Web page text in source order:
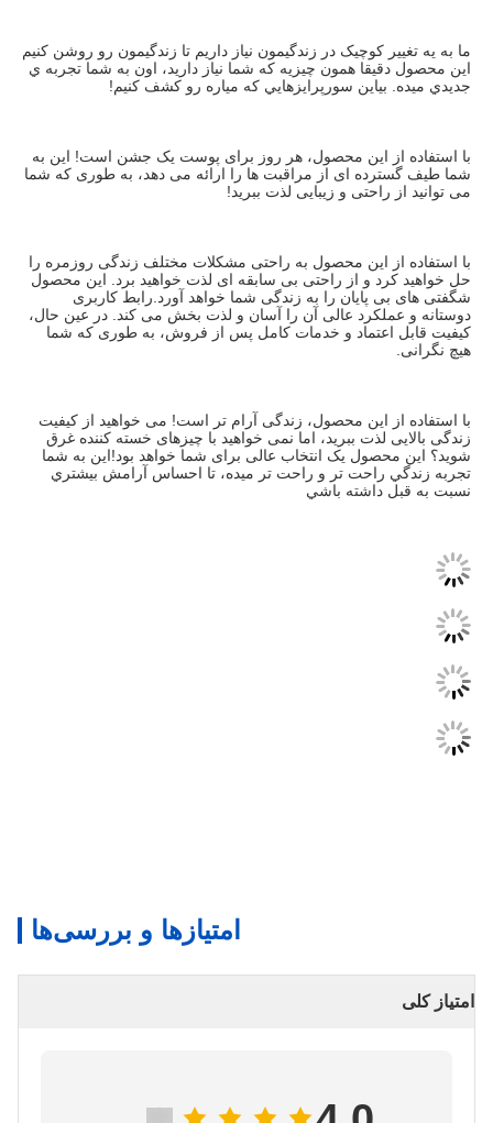
ما به يه تغيير کوچيک در زندگيمون نياز داريم تا زندگيمون رو روشن کنيم
اين محصول دقیقا همون چيزيه که شما نياز داريد، اون به شما تجربه ي
جديدي ميده. بياين سورپرايزهايي که مياره رو کشف کنيم!
با استفاده از این محصول، هر روز برای پوست یک جشن است! این به
شما طیف گسترده ای از مراقبت ها را ارائه می دهد، به طوری که شما
می توانید از راحتی و زیبایی لذت ببرید!
شگفتی های بی پایان را به زندگی شما خواهد آورد.رابط کاربری
دوستانه و عملکرد عالی آن را آسان و لذت بخش می کند. در عین حال،
کیفیت قابل اعتماد و خدمات کامل پس از فروش، به طوری که شما
هیچ نگرانی.
با استفاده از این محصول، زندگی آرام تر است! می خواهید از کیفیت
زندگی بالایی لذت ببرید، اما نمی خواهید با چیزهای خسته کننده غرق
شوید؟ این محصول یک انتخاب عالی برای شما خواهد بود!اين به شما
تجربه زندگي راحت تر و راحت تر ميده، تا احساس آرامش بيشتري
نسبت به قبل داشته باشي
امتیازها و بررسی‌ها
امتیاز کلی